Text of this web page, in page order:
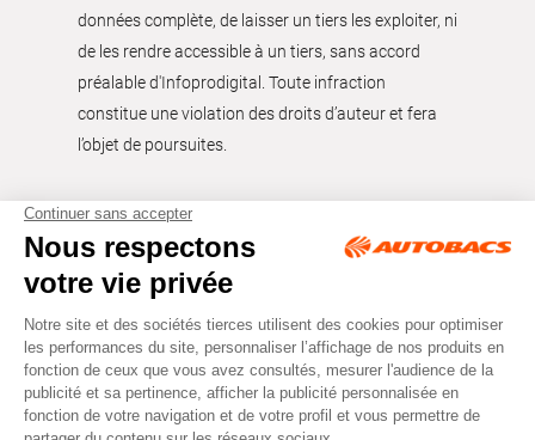
données complète, de laisser un tiers les exploiter, ni
de les rendre accessible à un tiers, sans accord
préalable d'Infoprodigital. Toute infraction
constitue une violation des droits d’auteur et fera
l’objet de poursuites.
Tous droits réservés © Autobacs